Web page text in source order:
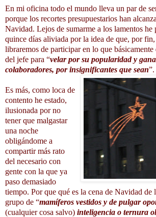
En mi oficina todo el mundo lleva un par de
porque los recortes presupuestarios han
Navidad. Lejos de sumarme a los lamentos he
quince días aliviada por la idea de que, por fin,
libraremos de participar en lo que básicamente
del jefe para “velar por su popularidad y
colaboradores, por insignificantes que sean”.
Es más, como loca de
contento he estado,
ilusionada por no
tener que malgastar
una noche
obligándome a
compartir más rato
del necesario con
gente con la que ya
paso demasiado
tiempo. Por que qué es la cena de Navidad de
grupo de “mamíferos vestidos y de pulgar
(cualquier cosa salvo) inteligencia o ternura